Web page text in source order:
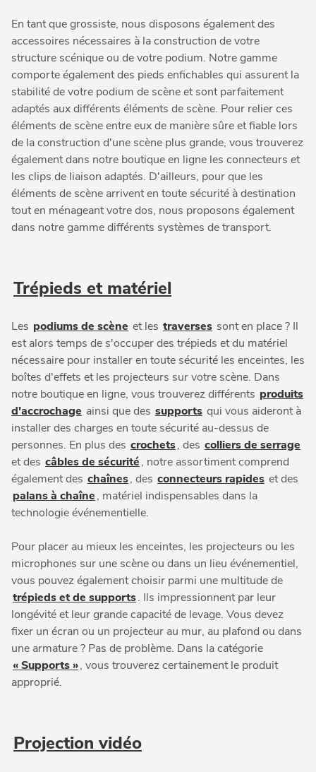
En tant que grossiste, nous disposons également des
accessoires nécessaires à la construction de votre
structure scénique ou de votre podium. Notre gamme
comporte également des pieds enfichables qui assurent la
stabilité de votre podium de scène et sont parfaitement
adaptés aux différents éléments de scène. Pour relier ces
éléments de scène entre eux de manière sûre et fiable lors
de la construction d'une scène plus grande, vous trouverez
également dans notre boutique en ligne les connecteurs et
les clips de liaison adaptés. D'ailleurs, pour que les
éléments de scène arrivent en toute sécurité à destination
tout en ménageant votre dos, nous proposons également
dans notre gamme différents systèmes de transport.
Trépieds et matériel
Les podiums de scène et les traverses sont en place ? Il
est alors temps de s'occuper des trépieds et du matériel
nécessaire pour installer en toute sécurité les enceintes, les
boîtes d'effets et les projecteurs sur votre scène. Dans
notre boutique en ligne, vous trouverez différents produits
d'accrochage ainsi que des supports qui vous aideront à
installer des charges en toute sécurité au-dessus de
personnes. En plus des crochets, des colliers de serrage
et des câbles de sécurité, notre assortiment comprend
également des chaînes, des connecteurs rapides et des
palans à chaîne, matériel indispensables dans la
technologie événementielle.
Pour placer au mieux les enceintes, les projecteurs ou les
microphones sur une scène ou dans un lieu événementiel,
vous pouvez également choisir parmi une multitude de
trépieds et de supports. Ils impressionnent par leur
longévité et leur grande capacité de levage. Vous devez
fixer un écran ou un projecteur au mur, au plafond ou dans
une armature ? Pas de problème. Dans la catégorie
« Supports », vous trouverez certainement le produit
approprié.
Projection vidéo